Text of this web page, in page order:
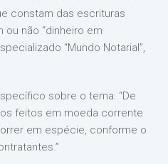
constam das escrituras
não “dinheiro em
“Mundo Notarial”,
sobre o tema: “De
feitos em moeda corrente
em espécie, conforme o